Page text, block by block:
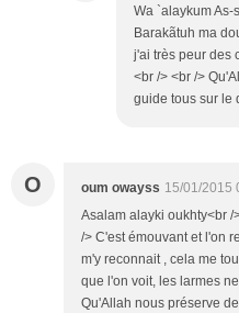
Wa `alaykum
Barakãtuh ma
j'ai très peur des
<br /> <br />
guide tous sur le
O oum owayss 15/01/2015
Asalam alayki oukhty<br
/> C'est émouvant et l'on
m'y reconnait , cela me
que l'on voit, les larmes
Qu'Allah nous préserve